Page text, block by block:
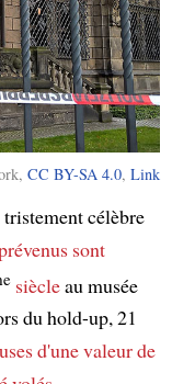
,CC BY-SA 4.0,Link
célèbre
sont
siècleau musée
du hold-up, 21
d'une valeur de